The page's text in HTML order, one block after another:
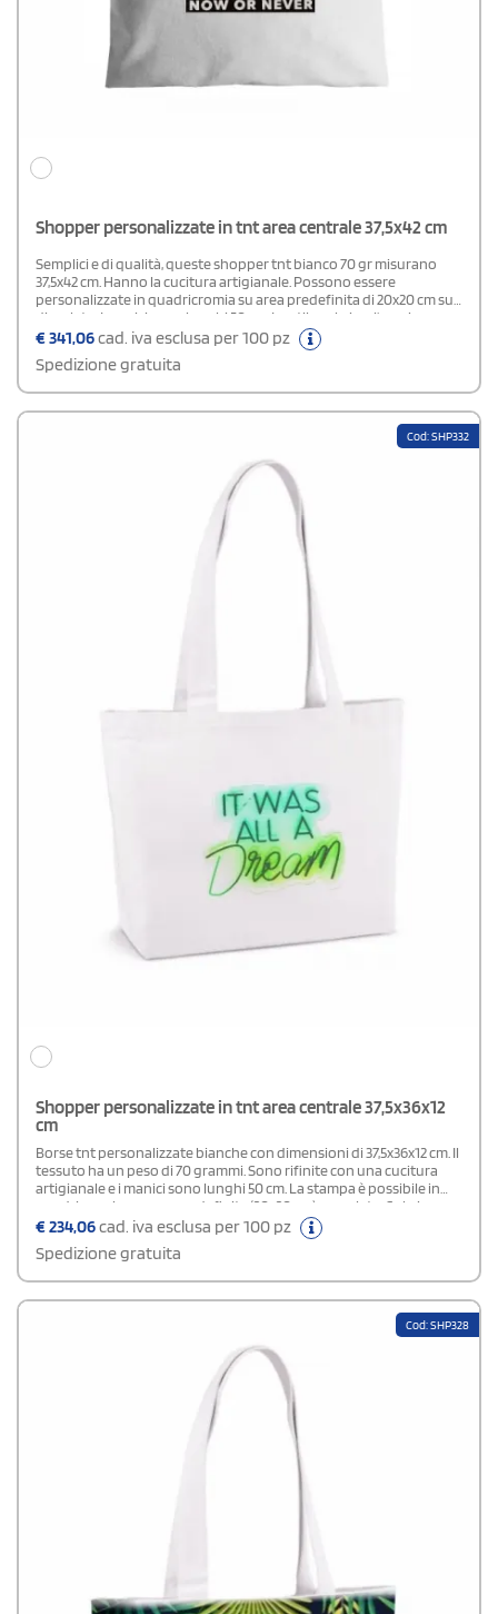
Shopper personalizzate in tnt area centrale 37,5x42 cm
Semplici e di qualità, queste shopper tnt bianco 70 gr misurano
37,5x42 cm. Hanno la cucitura artigianale. Possono essere
personalizzate in quadricromia su area predefinita di 20x20 cm su
di un lato. I manici sono lunghi 50 cm. Lo stile sobrio e l'ampia area
stampabile le rendono borse molto richieste dalle aziende per
creare gadget promozionali da regalare ai clienti.
€341,06cad. iva esclusa per 100 pz
Spedizione gratuita
Cod: SHP332
Shopper personalizzate in tnt area centrale 37,5x36x12
cm
Borse tnt personalizzate bianche con dimensioni di 37,5x36x12 cm. Il
tessuto ha un peso di 70 grammi. Sono rifinite con una cucitura
artigianale e i manici sono lunghi 50 cm. La stampa è possibile in
quadricromia su area predefinita (20x20 cm) su un lato. Sobrie
nell'estetica e pratiche nell'uso sono ideali da sfruttare come
€234,06cad. iva esclusa per 100 pz
Spedizione gratuita
Cod: SHP328